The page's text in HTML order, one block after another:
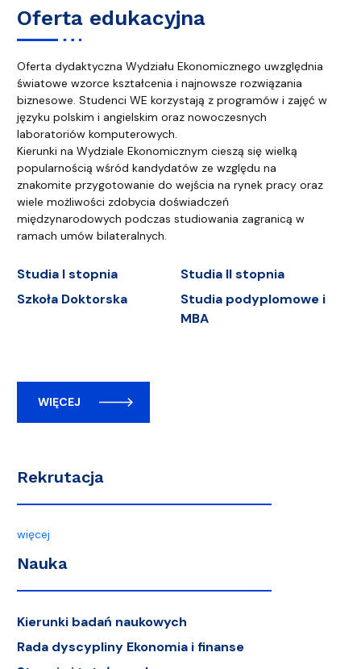
Oferta edukacyjna
Oferta dydaktyczna Wydziału Ekonomicznego uwzględnia
światowe wzorce kształcenia i najnowsze rozwiązania
biznesowe. Studenci WE korzystają z programów i zajęć w
języku polskim i angielskim oraz nowoczesnych
laboratoriów komputerowych.
Kierunki na Wydziale Ekonomicznym cieszą się wielką
popularnością wśród kandydatów ze względu na
znakomite przygotowanie do wejścia na rynek pracy oraz
wiele możliwości zdobycia doświadczeń
międzynarodowych podczas studiowania zagranicą w
ramach umów bilateralnych.
Studia I stopnia
Studia II stopnia
Szkoła Doktorska
Studia podyplomowe i
MBA
WIĘCEJ
Rekrutacja
więcej
Nauka
Kierunki badań naukowych
Rada dyscypliny Ekonomia i finanse